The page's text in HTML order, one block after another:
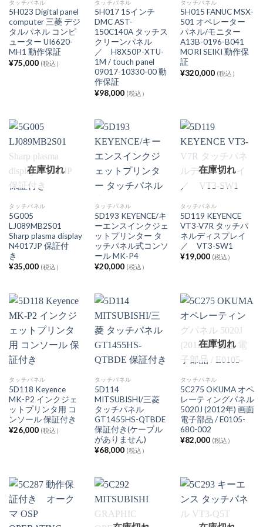
タッチパネル
5H023 Digital panel
computer 三菱 デジ
タルパネル コンピ
ューター UI6620-
MH1 動作保証
¥75,000 (税込）
タッチパネル
5H017 15インチ
DMC AST-
150C140A タッチス
クリーンパネル
／ H8X50P-XTU-
1M / touch panel
09017-10330-00 動
作保証
¥98,000 (税込）
タッチパネル
5H015 FANUC MSX-
501 オペレーター
パネル/モニター
A13B-0196-B041
MORI SEIKI 動作保
証
¥320,000 (税込）
在庫切れ
タッチパネル
5G005
LJ089MB2S01
Sharp plasma display
N4017JP 保証付
き
¥35,000 (税込）
タッチパネル
5D193 KEYENCE/キ
ーエンスインクジェ
ットプリンター タ
ッチパネル式コンソ
ール MK-P4
¥20,000 (税込）
在庫切れ
タッチパネル
5D119 KEYENCE
VT3-V7R タッチパ
ネルディスプレイ
／ VT3-SW1
¥19,000 (税込）
タッチパネル
5D118 Keyence
MK-P2 インクジェ
ットプリンタ用 コ
ンソール 保証付き
¥26,000 (税込）
タッチパネル
5D114
MITSUBISHI/三菱
タッチパネル
GT1455HS-QTBDE
保証付き(ケーブル
がありません)
¥68,000 (税込）
在庫切れ
タッチパネル
5C275 OKUMA オペ
レーティングパネル
5020J (2012年) 画面
電子部品 / E0105-
680-002
¥82,000 (税込）